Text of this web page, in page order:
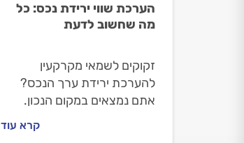
הערכת שווי ירידת נכס: כל
מה שחשוב לדעת
זקוקים לשמאי מקרקעין
להערכת ירידת ערך הנכס?
אתם נמצאים במקום הנכון.
נסביר למה צריך להזמין שמאי
קרא עוד